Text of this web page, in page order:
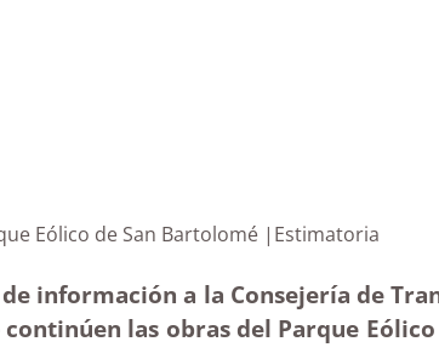
Parque Eólico de San Bartolomé
información a la Consejería de
las obras del Parque